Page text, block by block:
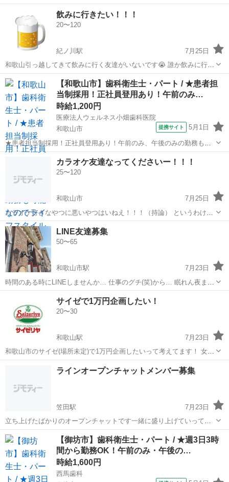
😭 パチンコが好きで時々行くのですがどなたか一緒に打ちに行きませ
んか？？ パチンコもスロットも両方いけます💪
和歌山市 紀ノ川駅
飲みに行きたい！！！
20〜120
紀ノ川駅
7月25日
和歌山引っ越してきて飲みに行く友達がいないです😭 誰か飲みに行き
ましょう！！ アニメ、ゲーム、漫画、パチンコ、その他なんでもお話
しできます！ ぜひよろしくお願いします！🙇
和歌山 和歌山市 紀ノ川駅 その他 漫画
【和歌山市】歯科衛生士・パート / ★患者担
当制採用！正社員登用あり！午前のみ…
時給1,200円
医療法人ウェルネス小畑歯科医院
和歌山市
提携サイト 5月1日
★患者担当制採用！正社員登用あり！午前のみ、午後のみの勤務も可
能なのでライフスタイルに合わせて働ける歯科医院です★ 時給：
オススメコメン...
歯科衛生士
カラオケ友達なってくださいー！！！
25〜120
和歌山市
7月25日
カラオケ好きなやつに悪いやつはいねえ！！！（持論） というわけ
で、一緒に歌ってくれる人募集です🙌 私は「このジャンルめっちゃ歌
います！」みたいなのはなくて、J-POP、アニソン、演歌、ボカロ、
懐メロ、さだまさし、、、その...
和歌山 和歌山市 カラオケ
LINE友達募集
50〜65
和歌山市駅
7月23日
時間のある時にLINEしませんか… 仕事のグチ(笑)から… 眠れん夜まで
～👍️
和歌山市 和歌山市駅 その他
サイゼで1万円企画したい！
20〜30
和歌山駅
7月23日
和歌山市のサイゼ(場所未定)で1万円企画したいって考えてます！ 女子
2人で１回した事あるのですが、行ってもせいぜい2000円でした😂な
ので人数増やしてもう1回トライしたです！ 20代前半から20代後半ま
和歌山駅
ラインオープンチャットメンバー募集
笠田駅
7月23日
立ち上げたばかりのオープンチャットです一緒に盛り上げていってく
れる仲間を募集しています バイクが好きな人これから乗ろうかなって
人 のらなくてもお話だけでもどなたでも歓迎です バイクを通じていろ
んな景色をや食事 その他雑談も...
和歌山 笠田駅 ツーリング オープンチャット
【御坊市】歯科衛生士・パート / ★週3日3時
間から勤務OK！午前のみ・午後の…
時給1,600円
西馬歯科